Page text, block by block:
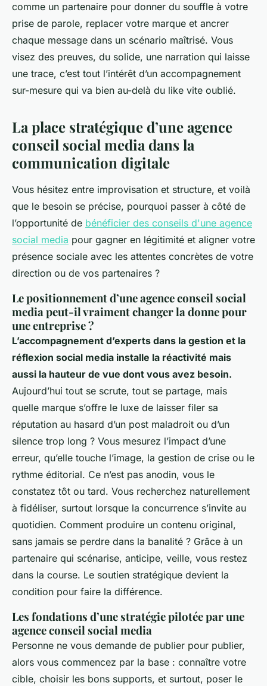
comme un partenaire pour donner du souffle à votre
prise de parole, replacer votre marque et ancrer
chaque message dans un scénario maîtrisé. Vous
visez des preuves, du solide, une narration qui laisse
une trace, c’est tout l’intérêt d’un accompagnement
sur-mesure qui va bien au-delà du like vite oublié.
La place stratégique d’une agence
conseil social media dans la
communication digitale
Vous hésitez entre improvisation et structure, et voilà
que le besoin se précise, pourquoi passer à côté de
l’opportunité de bénéficier des conseils d'une agence
social media pour gagner en légitimité et aligner votre
présence sociale avec les attentes concrètes de votre
direction ou de vos partenaires ?
Le positionnement d’une agence conseil social
media peut-il vraiment changer la donne pour
une entreprise ?
L’accompagnement d’experts dans la gestion et la
réflexion social media installe la réactivité mais
aussi la hauteur de vue dont vous avez besoin.
Aujourd’hui tout se scrute, tout se partage, mais
quelle marque s’offre le luxe de laisser filer sa
réputation au hasard d’un post maladroit ou d’un
silence trop long ? Vous mesurez l’impact d’une
erreur, qu’elle touche l’image, la gestion de crise ou le
rythme éditorial. Ce n’est pas anodin, vous le
constatez tôt ou tard. Vous recherchez naturellement
à fidéliser, surtout lorsque la concurrence s’invite au
quotidien. Comment produire un contenu original,
sans jamais se perdre dans la banalité ? Grâce à un
partenaire qui scénarise, anticipe, veille, vous restez
dans la course. Le soutien stratégique devient la
condition pour faire la différence.
Les fondations d’une stratégie pilotée par une
agence conseil social media
Personne ne vous demande de publier pour publier,
alors vous commencez par la base : connaître votre
cible, choisir les bons supports, et surtout, poser le